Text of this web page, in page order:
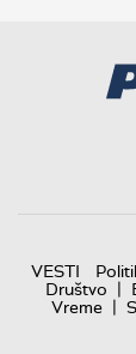
VESTI
Društvo |
Vreme |